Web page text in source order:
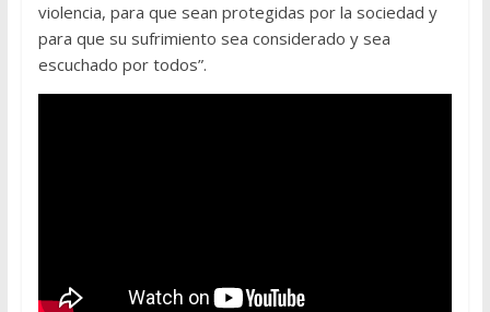
violencia, para que sean protegidas por la sociedad y
para que su sufrimiento sea considerado y sea
escuchado por todos”.